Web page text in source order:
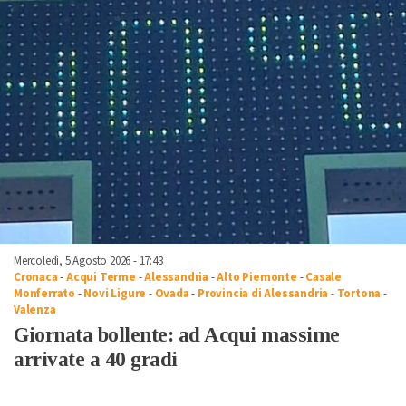
Mercoledì, 5 Agosto 2026 - 17:43
Cronaca-Acqui Terme -Alessandria -Alto Piemonte -Casale
Monferrato -Novi Ligure - Ovada- Provincia di Alessandria - Tortona -
Valenza
Giornata bollente: ad Acqui massime
arrivate a 40 gradi